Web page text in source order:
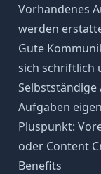
Vorhandenes
werden
Gute
sich schriftlich
Selbstständige
Aufgaben
Pluspunkt:
oder Content
Benefits